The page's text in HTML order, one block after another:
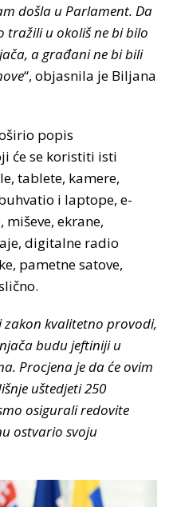
došla u Parlament. Da
tražili u okoliš ne bi bilo
a građani ne bi bili
“, objasnila je Biljana
popis
će se koristiti isti
tablete, kamere,
i laptope, e-
miševe, ekrane,
digitalne radio
pametne satove,
zakon kvalitetno provodi,
budu jeftiniji u
Procjena je da će ovim
uštedjeti 250
osigurali redovite
ostvario svoju